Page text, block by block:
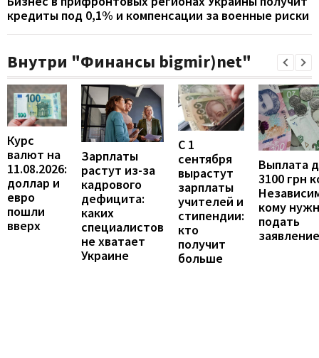
кредиты под 0,1% и компенсации за военные риски
Внутри "Финансы bigmir)net"
Курс
валют на
11.08.2026:
доллар и
евро
пошли
вверх
Зарплаты
растут из-за
кадрового
дефицита:
каких
специалистов
не хватает
Украине
С 1
сентября
вырастут
зарплаты
учителей и
стипендии:
кто
получит
больше
Выплата
3100 грн
кому
подать
заявление